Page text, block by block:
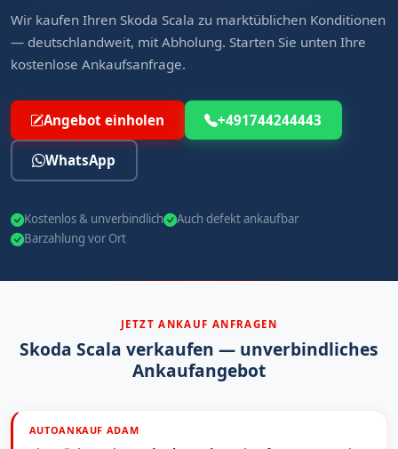
Wir kaufen Ihren Skoda Scala zu marktüblichen Konditionen
— deutschlandweit, mit Abholung. Starten Sie unten Ihre
kostenlose Ankaufsanfrage.
Angebot einholen +491744244443
WhatsApp
Kostenlos & unverbindlich
Auch defekt ankaufbar
Barzahlung vor Ort
JETZT ANKAUF ANFRAGEN
Skoda Scala verkaufen — unverbindliches
Ankaufangebot
AUTOANKAUF ADAM